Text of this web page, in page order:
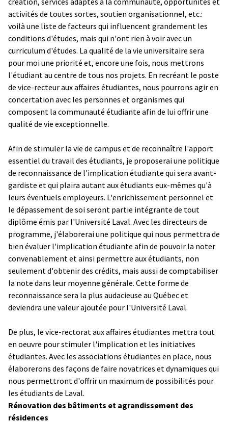
activités de toutes sortes, soutien organisationnel, etc.:
voilà une liste de facteurs qui influencent grandement les
conditions d'études, mais qui n'ont rien à voir avec un
curriculum d'études. La qualité de la vie universitaire sera
pour moi une priorité et, encore une fois, nous mettrons
l'étudiant au centre de tous nos projets. En recréant le poste
de vice-recteur aux affaires étudiantes, nous pourrons agir en
concertation avec les personnes et organismes qui
composent la communauté étudiante afin de lui offrir une
qualité de vie exceptionnelle.
Afin de stimuler la vie de campus et de reconnaître l'apport
essentiel du travail des étudiants, je proposerai une politique
de reconnaissance de l'implication étudiante qui sera avant-
gardiste et qui plaira autant aux étudiants eux-mêmes qu'à
leurs éventuels employeurs. L'enrichissement personnel et
le dépassement de soi seront partie intégrante de tout
diplôme émis par l'Université Laval. Avec les directeurs de
programme, j'élaborerai une politique qui nous permettra de
bien évaluer l'implication étudiante afin de pouvoir la noter
convenablement et ainsi permettre aux étudiants, non
seulement d'obtenir des crédits, mais aussi de comptabiliser
la note dans leur moyenne générale. Cette forme de
reconnaissance sera la plus audacieuse au Québec et
deviendra une valeur ajoutée pour l'Université Laval.
De plus, le vice-rectorat aux affaires étudiantes mettra tout
en oeuvre pour stimuler l'implication et les initiatives
étudiantes. Avec les associations étudiantes en place, nous
élaborerons des façons de faire novatrices et dynamiques qui
nous permettront d'offrir un maximum de possibilités pour
les étudiants de Laval.
Rénovation des bâtiments et agrandissement des
résidences